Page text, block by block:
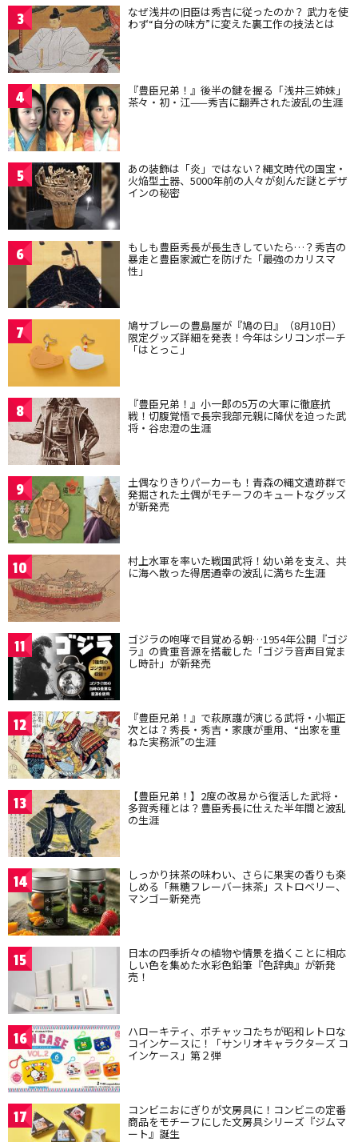
3 なぜ浅井の旧臣は秀吉に従ったのか？ 武力を使
わず“自分の味方”に変えた裏工作の技法とは
4 『豊臣兄弟！』後半の鍵を握る「浅井三姉妹」
茶々・初・江——秀吉に翻弄された波乱の生涯
5 あの装飾は「炎」ではない？縄文時代の国宝・
火焔型土器、5000年前の人々が刻んだ謎とデザ
インの秘密
6 もしも豊臣秀長が長生きしていたら…？秀吉の
暴走と豊臣家滅亡を防げた「最強のカリスマ
性」
7 鳩サブレーの豊島屋が『鳩の日』（8月10日）
限定グッズ詳細を発表！今年はシリコンポーチ
「はとっこ」
8 『豊臣兄弟！』小一郎の5万の大軍に徹底抗
戦！切腹覚悟で長宗我部元親に降伏を迫った武
将・谷忠澄の生涯
9 土偶なりきりパーカーも！青森の縄文遺跡群で
発掘された土偶がモチーフのキュートなグッズ
が新発売
10 村上水軍を率いた戦国武将！幼い弟を支え、共
に海へ散った得居通幸の波乱に満ちた生涯
11 ゴジラの咆哮で目覚める朝…1954年公開『ゴジ
ラ』の貴重音源を搭載した「ゴジラ音声目覚ま
し時計」が新発売
12 『豊臣兄弟！』で萩原護が演じる武将・小堀正
次とは？秀長・秀吉・家康が重用、“出家を重
ねた実務派”の生涯
13 【豊臣兄弟！】2度の改易から復活した武将・
多賀秀種とは？豊臣秀長に仕えた半年間と波乱
の生涯
14 しっかり抹茶の味わい、さらに果実の香りも楽
しめる「無糖フレーバー抹茶」ストロベリー、
マンゴー新発売
15 日本の四季折々の植物や情景を描くことに相応
しい色を集めた水彩色鉛筆『色辞典』が新発
売！
16 ハローキティ、ポチャッコたちが昭和レトロな
コインケースに！「サンリオキャラクターズ コ
インケース」第２弾
17 コンビニおにぎりが文房具に！コンビニの定番
商品をモチーフにした文房具シリーズ『ジムマ
ート』誕生